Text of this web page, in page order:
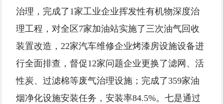
治理，完成了1家工业企业挥发性有机物深度治
理工程，对全区7家加油站实施了三次油气回收
装置改造，22家汽车维修企业烤漆房设施设备进
行全面排查，督促12家问题企业更换了滤网、活
性炭、过滤棉等废气治理设施；完成了359家油
烟净化设施安装任务，安装率84.5%。七是通过